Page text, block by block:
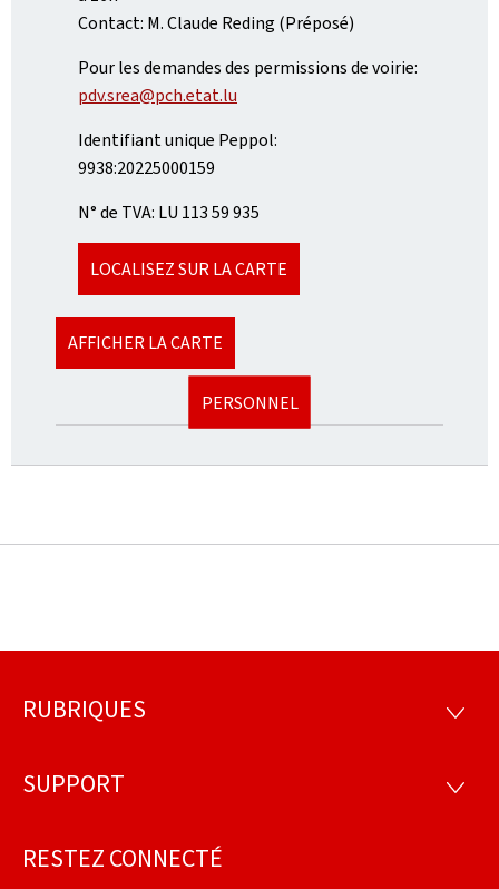
Contact: M. Claude Reding (Préposé)
Pour les demandes des permissions de voirie:
pdv.srea@pch.etat.lu
Identifiant unique Peppol:
9938:20225000159
N° de TVA: LU 113 59 935
LOCALISEZ SUR LA CARTE
AFFICHER LA CARTE
PERSONNEL
Pied
page
RUBRIQUES
SUPPORT
RESTEZ CONNECTÉ